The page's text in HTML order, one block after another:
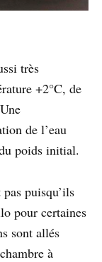
très
+2°C, de
de l’eau
poids initial.
puisqu’ils
pour certaines
sont allés
à